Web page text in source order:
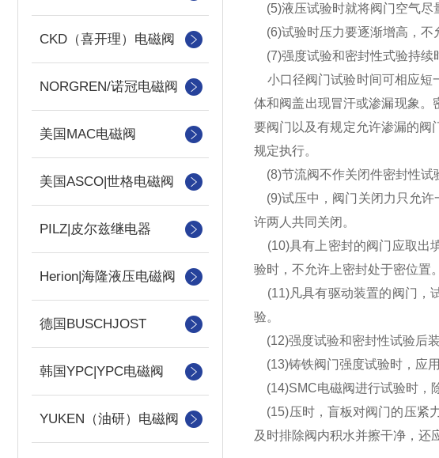
CKD（喜开理）电磁阀
NORGREN/诺冠电磁阀
美国MAC电磁阀
美国ASCO|世格电磁阀
PILZ|皮尔兹继电器
Herion|海隆液压电磁阀
德国BUSCHJOST
韩国YPC|YPC电磁阀
YUKEN（油研）电磁阀
(5)液压试验时就将阀门空气尽
(6)试验时压力要逐渐增高，不
(7)强度试验和密封性式验持续
小口径阀门试验时间可相应短
体和阀盖出现冒汗或渗漏现象。
要阀门以及有规定允许渗漏的阀
规定执行。
(8)节流阀不作关闭件密封性试
(9)试压中，阀门关闭力只允许
许两人共同关闭。
(10)具有上密封的阀门应取出
验时，不允许上密封处于密位置。
(11)凡具有驱动装置的阀门，
验。
(12)强度试验和密封性试验后
(13)铸铁阀门强度试验时，应
(14)SMC电磁阀进行试验时，
(15)压时，盲板对阀门的压紧
及时排除阀内积水并擦干净，还